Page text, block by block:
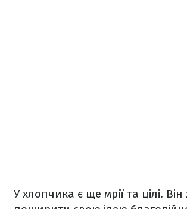
У хлопчика є ще мрії та цілі. Він